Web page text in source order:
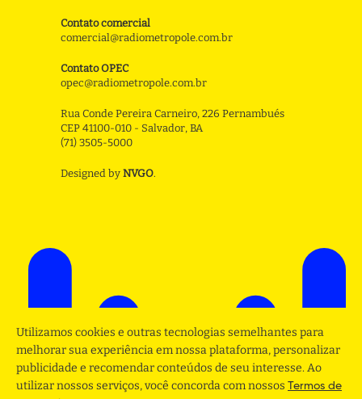
Contato comercial
comercial@radiometropole.com.br
Contato OPEC
opec@radiometropole.com.br
Rua Conde Pereira Carneiro, 226 Pernambués
CEP 41100-010 - Salvador, BA
(71) 3505-5000
Designed by NVGO.
Utilizamos cookies e outras tecnologias semelhantes para
melhorar sua experiência em nossa plataforma, personalizar
publicidade e recomendar conteúdos de seu interesse. Ao
utilizar nossos serviços, você concorda com nossos Termos de